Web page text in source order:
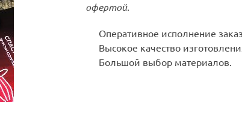
офертой.
Оперативное исполнение
Высокое качество
Большой выбор материалов.